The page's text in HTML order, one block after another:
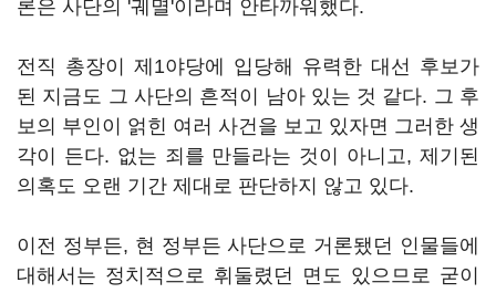
론은 사단의 '궤멸'이라며 안타까워했다.
전직 총장이 제1야당에 입당해 유력한 대선 후보가
된 지금도 그 사단의 흔적이 남아 있는 것 같다. 그 후
보의 부인이 얽힌 여러 사건을 보고 있자면 그러한 생
각이 든다. 없는 죄를 만들라는 것이 아니고, 제기된
의혹도 오랜 기간 제대로 판단하지 않고 있다.
이전 정부든, 현 정부든 사단으로 거론됐던 인물들에
대해서는 정치적으로 휘둘렸던 면도 있으므로 굳이